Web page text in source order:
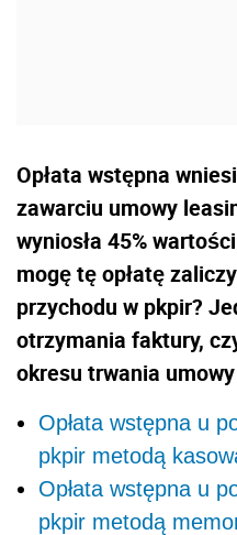
Opłata wstępna
zawarciu umowy
wyniosła 45%
mogę tę opłatę
przychodu w pkpir?
otrzymania faktury,
okresu trwania
Opłata wstępna u
pkpir metodą
Opłata wstępna u
pkpir metodą